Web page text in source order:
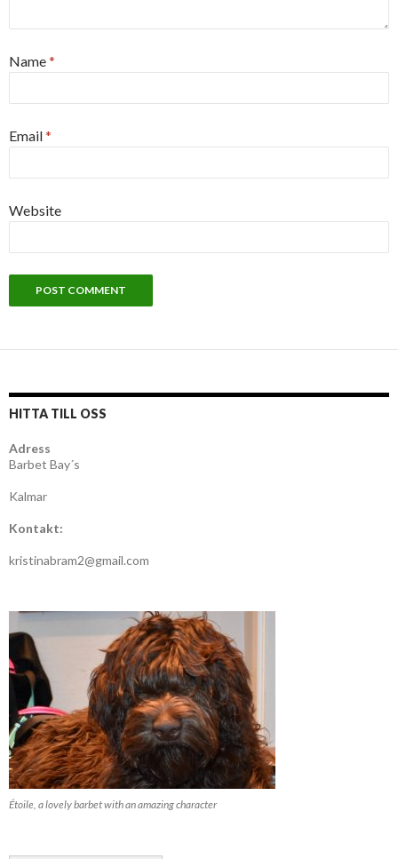
Name*
Email*
Website
HITTA TILL OSS
Adress
Barbet Bay´s
Kalmar
Kontakt:
kristinabram2@gmail.com
Étoile, a lovely barbet with an amazing character